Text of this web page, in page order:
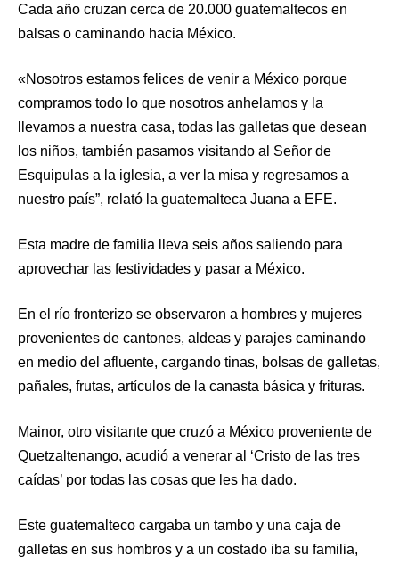
Cada año cruzan cerca de 20.000 guatemaltecos en
balsas o caminando hacia México.
«Nosotros estamos felices de venir a México porque
compramos todo lo que nosotros anhelamos y la
llevamos a nuestra casa, todas las galletas que desean
los niños, también pasamos visitando al Señor de
Esquipulas a la iglesia, a ver la misa y regresamos a
nuestro país”, relató la guatemalteca Juana a EFE.
Esta madre de familia lleva seis años saliendo para
aprovechar las festividades y pasar a México.
En el río fronterizo se observaron a hombres y mujeres
provenientes de cantones, aldeas y parajes caminando
en medio del afluente, cargando tinas, bolsas de galletas,
pañales, frutas, artículos de la canasta básica y frituras.
Mainor, otro visitante que cruzó a México proveniente de
Quetzaltenango, acudió a venerar al ‘Cristo de las tres
caídas’ por todas las cosas que les ha dado.
Este guatemalteco cargaba un tambo y una caja de
galletas en sus hombros y a un costado iba su familia,